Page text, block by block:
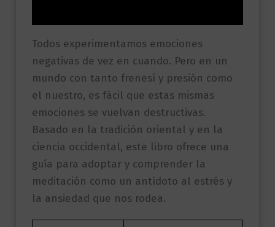
Todos experimentamos emociones
negativas de vez en cuando. Pero en un
mundo con tanto frenesí y presión como
el nuestro, es fácil que estas mismas
emociones se vuelvan destructivas.
Basado en la tradición oriental y en la
ciencia occidental, este libro ofrece una
guía para adoptar y comprender la
meditación como un antídoto al estrés y
la ansiedad que nos rodea.